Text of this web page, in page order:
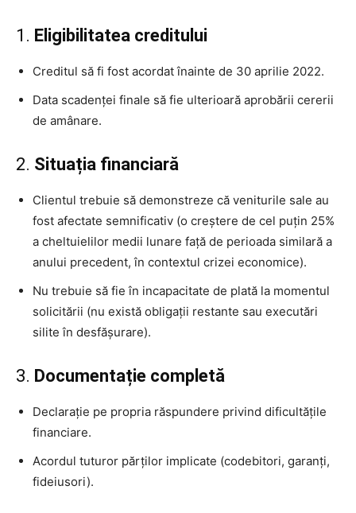
1. Eligibilitatea creditului
Creditul să fi fost acordat înainte de 30 aprilie 2022.
Data scadenței finale să fie ulterioară aprobării cererii
de amânare.
2. Situația financiară
Clientul trebuie să demonstreze că veniturile sale au
fost afectate semnificativ (o creștere de cel puțin 25%
a cheltuielilor medii lunare față de perioada similară a
anului precedent, în contextul crizei economice).
Nu trebuie să fie în incapacitate de plată la momentul
solicitării (nu există obligații restante sau executări
silite în desfășurare).
3. Documentație completă
Declarație pe propria răspundere privind dificultățile
financiare.
Acordul tuturor părților implicate (codebitori, garanți,
fideiusori).